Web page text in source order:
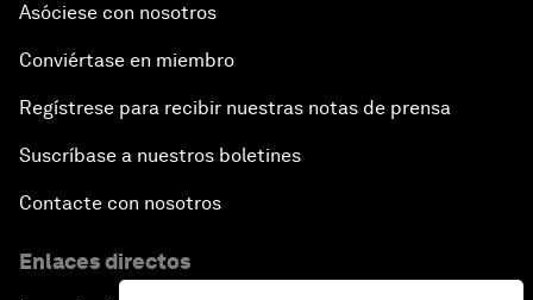
Asóciese con nosotros
Conviértase en miembro
Regístrese para recibir nuestras notas de prensa
Suscríbase a nuestros boletines
Contacte con nosotros
Enlaces directos